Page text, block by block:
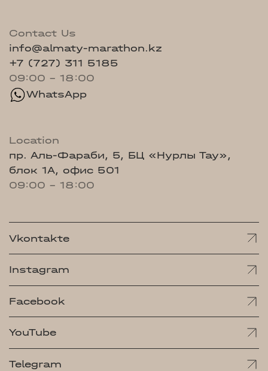
Contact Us
info@almaty-marathon.kz
+7 (727) 311 5185
09:00 - 18:00
WhatsApp
Location
пр. Аль-Фараби, 5, БЦ «Нурлы Тау»,
блок 1А, офис 501
09:00 - 18:00
Vkontakte
Instagram
Facebook
YouTube
Telegram